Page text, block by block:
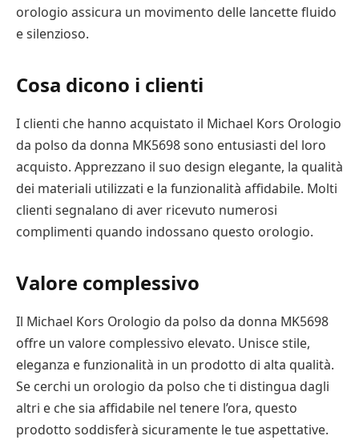
orologio assicura un movimento delle lancette fluido
e silenzioso.
Cosa dicono i clienti
I clienti che hanno acquistato il Michael Kors Orologio
da polso da donna MK5698 sono entusiasti del loro
acquisto. Apprezzano il suo design elegante, la qualità
dei materiali utilizzati e la funzionalità affidabile. Molti
clienti segnalano di aver ricevuto numerosi
complimenti quando indossano questo orologio.
Valore complessivo
Il Michael Kors Orologio da polso da donna MK5698
offre un valore complessivo elevato. Unisce stile,
eleganza e funzionalità in un prodotto di alta qualità.
Se cerchi un orologio da polso che ti distingua dagli
altri e che sia affidabile nel tenere l’ora, questo
prodotto soddisferà sicuramente le tue aspettative.